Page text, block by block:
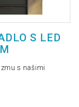
S LED
s našimi